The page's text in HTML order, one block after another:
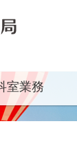
室業務